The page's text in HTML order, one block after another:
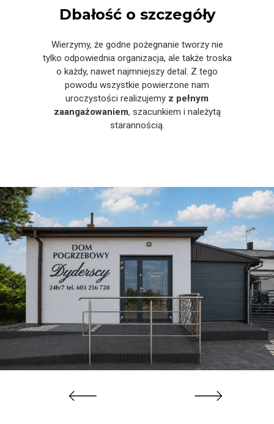
Dbałość o szczegóły
Wierzymy, że godne pożegnanie tworzy nie
tylko odpowiednia organizacja, ale także troska
o każdy, nawet najmniejszy detal. Z tego
powodu wszystkie powierzone nam
uroczystości realizujemy z pełnym
zaangażowaniem, szacunkiem i należytą
starannością.